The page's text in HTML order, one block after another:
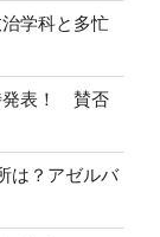
学科と多忙
表！ 賛否
は？アゼルバ